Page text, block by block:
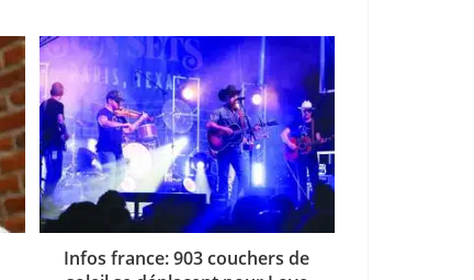
Infos france: 903 couchers de